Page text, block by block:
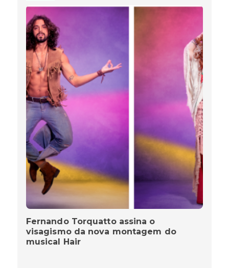
Fernando Torquatto assina o
visagismo da nova montagem do
musical Hair